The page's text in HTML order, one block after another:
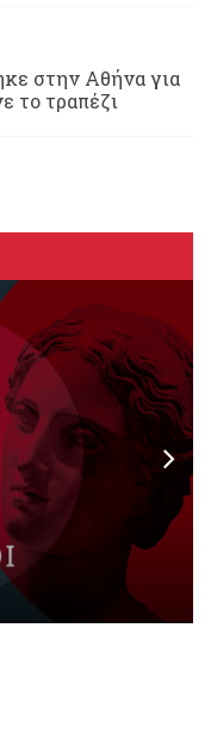
στην Αθήνα για
το τραπέζι